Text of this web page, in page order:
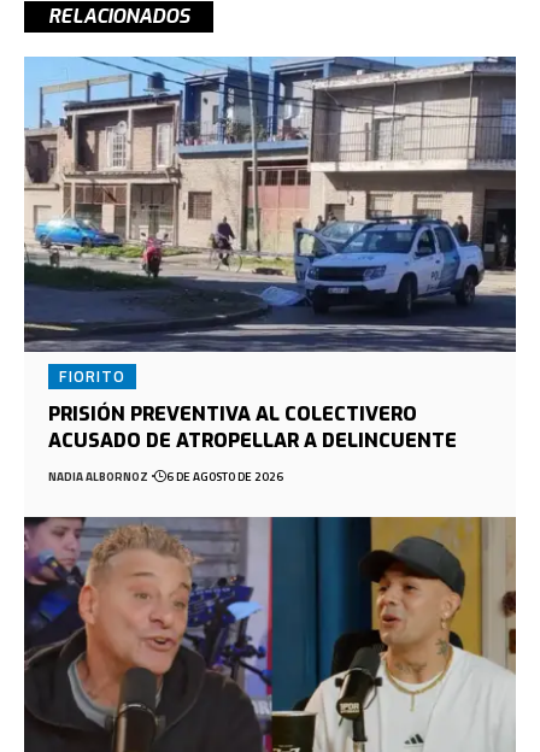
RELACIONADOS
FIORITO
PRISIÓN PREVENTIVA AL COLECTIVERO
ACUSADO DE ATROPELLAR A DELINCUENTE
NADIA ALBORNOZ 6 DE AGOSTO DE 2026